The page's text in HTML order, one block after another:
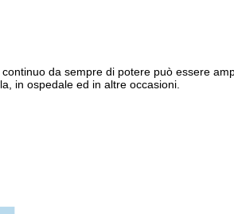
da sempre di potere può essere
in ospedale ed in altre occasioni.